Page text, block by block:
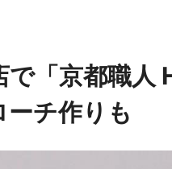
で「京都職
チ作りも